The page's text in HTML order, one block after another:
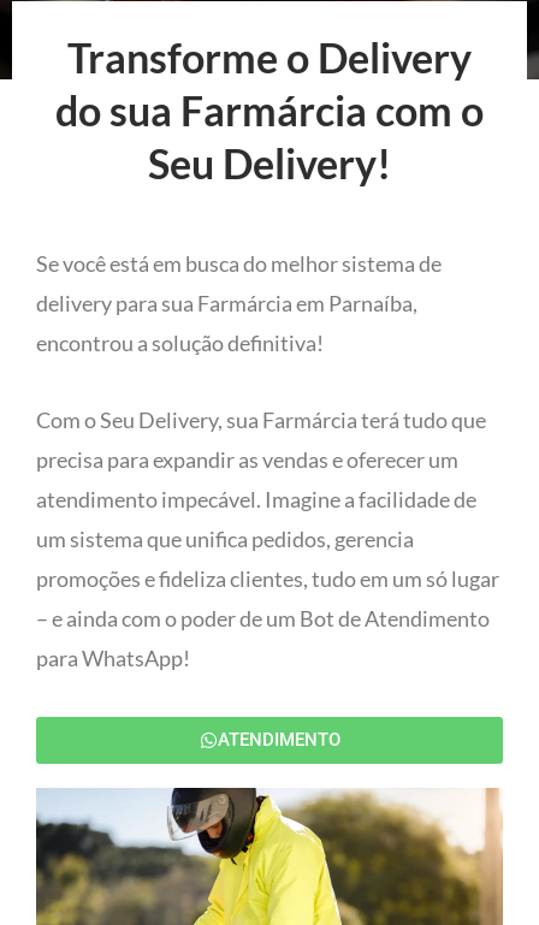
Transforme o Delivery
do sua Farmárcia com o
Seu Delivery!
Se você está em busca do melhor sistema de
delivery para sua Farmárcia em Parnaíba,
encontrou a solução definitiva!
Com o Seu Delivery, sua Farmárcia terá tudo que
precisa para expandir as vendas e oferecer um
atendimento impecável. Imagine a facilidade de
um sistema que unifica pedidos, gerencia
promoções e fideliza clientes, tudo em um só lugar
– e ainda com o poder de um Bot de Atendimento
para WhatsApp!
ATENDIMENTO